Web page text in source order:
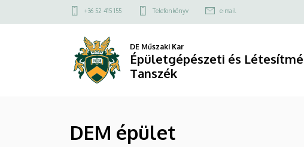
Épületgépészeti
Létesítménymérnöki
a
Felső
menü
+36 52 415 155 Telefonkönyv e-mail
DE Műszaki Kar
Épületgépészeti és
Tanszék
DEM épület